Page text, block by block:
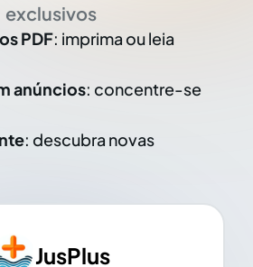
exclusivos
PDF: imprima ou leia
anúncios: concentre-se
: descubra novas
JusPlus